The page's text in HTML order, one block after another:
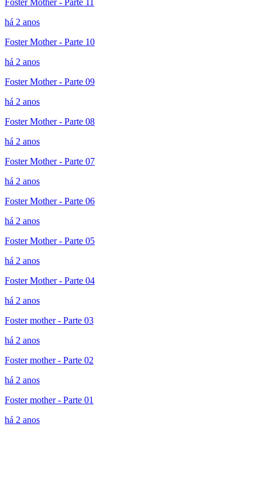
há 2 anos
Foster Mother - Parte 10
há 2 anos
Foster Mother - Parte 09
há 2 anos
Foster Mother - Parte 08
há 2 anos
Foster Mother - Parte 07
há 2 anos
Foster Mother - Parte 06
há 2 anos
Foster Mother - Parte 05
há 2 anos
Foster Mother - Parte 04
há 2 anos
Foster mother - Parte 03
há 2 anos
Foster mother - Parte 02
há 2 anos
Foster mother - Parte 01
há 2 anos